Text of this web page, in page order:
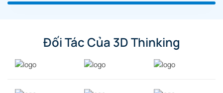
Đối Tác Của 3D Thinking